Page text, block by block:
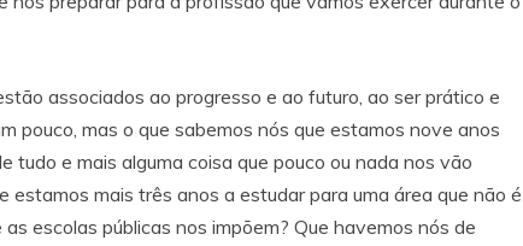
associados ao progresso e ao futuro, ao ser prático e
pouco, mas o que sabemos nós que estamos nove anos
tudo e mais alguma coisa que pouco ou nada nos vão
estamos mais três anos a estudar para uma área que não é
escolas públicas nos impõem? Que havemos nós de